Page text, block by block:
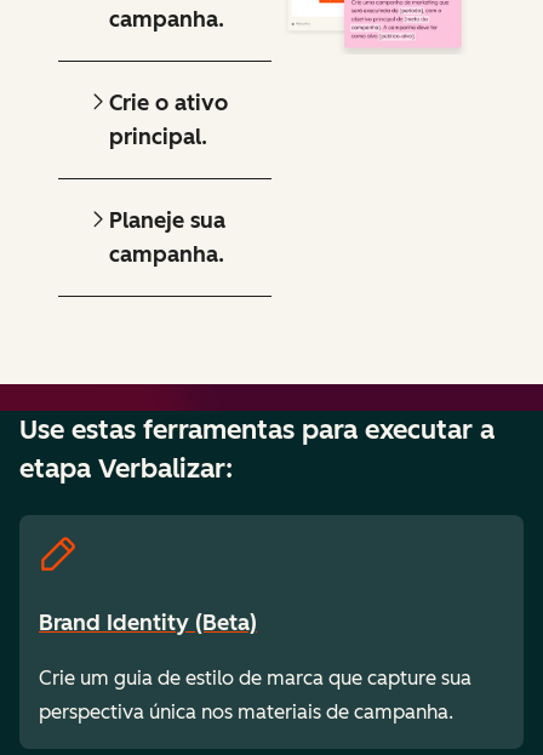
campanha.
Crie o ativo
principal.
Planeje sua
campanha.
Use estas ferramentas para executar a
etapa Verbalizar:
Brand Identity (Beta)
Crie um guia de estilo de marca que capture sua
perspectiva única nos materiais de campanha.